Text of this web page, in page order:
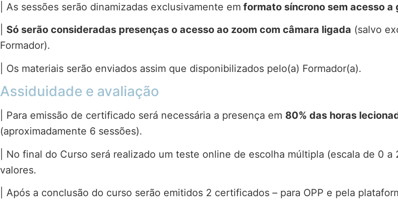
| As sessões serão dinamizadas exclusivamente em formato síncrono sem acesso a
Só serão consideradas presenças o acesso ao zoom com câmara ligada (salvo
Formador).
| Os materiais serão enviados assim que disponibilizados pelo(a) Formador(a).
Assiduidade e avaliação
| Para emissão de certificado será necessária a presença em 80% das horas
(aproximadamente 6 sessões).
| No final do Curso será realizado um teste online de escolha múltipla (escala de 0
valores.
| Após a conclusão do curso serão emitidos 2 certificados – para OPP e pela